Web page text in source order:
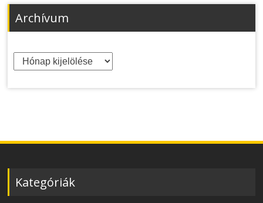
Archívum
Archívum
Kategóriák